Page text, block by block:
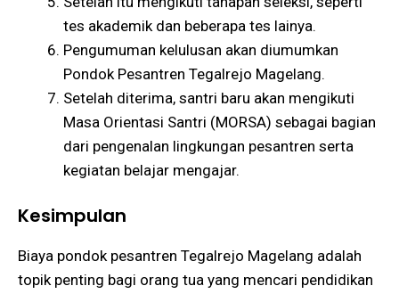
tes akademik dan beberapa tes lainya.
Pengumuman kelulusan akan diumumkan
Pondok Pesantren Tegalrejo Magelang.
Setelah diterima, santri baru akan mengikuti
Masa Orientasi Santri (MORSA) sebagai bagian
dari pengenalan lingkungan pesantren serta
kegiatan belajar mengajar.
Kesimpulan
Biaya pondok pesantren Tegalrejo Magelang adalah
topik penting bagi orang tua yang mencari pendidikan